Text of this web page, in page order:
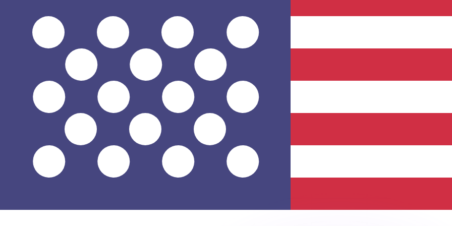
USD Amerikaanse dollar
016476
USD
Mid-market koers op 13:22 UTC
Praat vandaag met een valuta-expert.
Wij kunnen concurrerende koersen overtreffen.
Gesprek plannen
Wij gebruiken de midmarket koers voor onze Converter. Dit is alleen ter informatie. U ontvangt deze koers niet bij
bekijken